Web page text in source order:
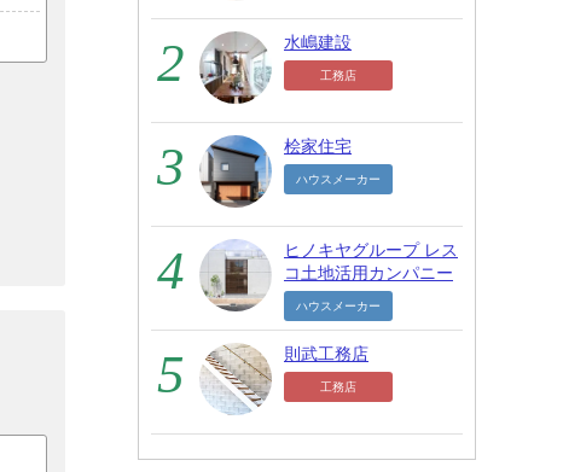
水嶋建設
工務店
桧家住宅
ハウスメーカー
ヒノキヤグループ レス
コ土地活用カンパニー
ハウスメーカー
則武工務店
工務店